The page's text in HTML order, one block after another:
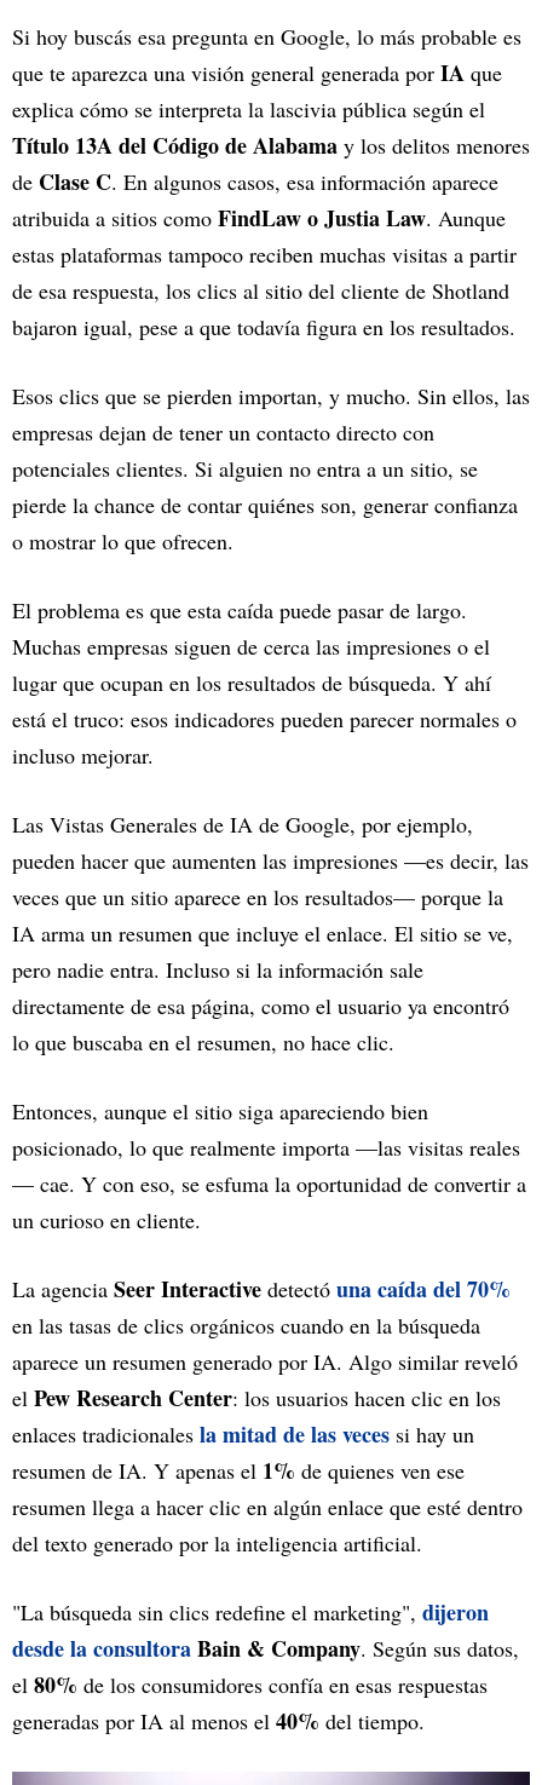
Si hoy buscás esa pregunta en Google, lo más probable es
que te aparezca una visión general generada por IA que
explica cómo se interpreta la lascivia pública según el
Título 13A del Código de Alabama y los delitos menores
de Clase C. En algunos casos, esa información aparece
atribuida a sitios como FindLaw o Justia Law. Aunque
estas plataformas tampoco reciben muchas visitas a partir
de esa respuesta, los clics al sitio del cliente de Shotland
bajaron igual, pese a que todavía figura en los resultados.
Esos clics que se pierden importan, y mucho. Sin ellos, las
empresas dejan de tener un contacto directo con
potenciales clientes. Si alguien no entra a un sitio, se
pierde la chance de contar quiénes son, generar confianza
o mostrar lo que ofrecen.
El problema es que esta caída puede pasar de largo.
Muchas empresas siguen de cerca las impresiones o el
lugar que ocupan en los resultados de búsqueda. Y ahí
está el truco: esos indicadores pueden parecer normales o
incluso mejorar.
Las Vistas Generales de IA de Google, por ejemplo,
pueden hacer que aumenten las impresiones —es decir, las
veces que un sitio aparece en los resultados— porque la
IA arma un resumen que incluye el enlace. El sitio se ve,
pero nadie entra. Incluso si la información sale
directamente de esa página, como el usuario ya encontró
lo que buscaba en el resumen, no hace clic.
Entonces, aunque el sitio siga apareciendo bien
posicionado, lo que realmente importa —las visitas reales
— cae. Y con eso, se esfuma la oportunidad de convertir a
un curioso en cliente.
La agencia Seer Interactive detectó una caída del 70%
en las tasas de clics orgánicos cuando en la búsqueda
aparece un resumen generado por IA. Algo similar reveló
el Pew Research Center: los usuarios hacen clic en los
enlaces tradicionales la mitad de las veces si hay un
resumen de IA. Y apenas el 1% de quienes ven ese
resumen llega a hacer clic en algún enlace que esté dentro
del texto generado por la inteligencia artificial.
"La búsqueda sin clics redefine el marketing", dijeron
desde la consultoraBain & Company. Según sus datos,
el 80% de los consumidores confía en esas respuestas
generadas por IA al menos el 40% del tiempo.